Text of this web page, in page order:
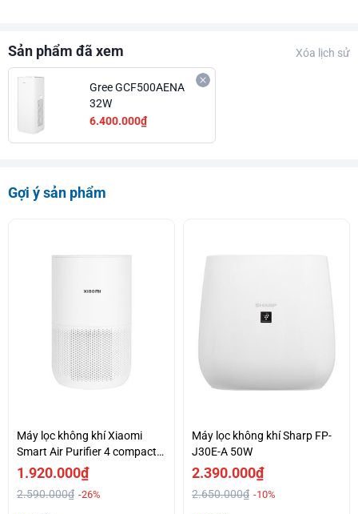
Sản phẩm đã xem Xóa lịch sử
Gree GCF500AENA
32W
6.400.000₫
Gợi ý sản phẩm
Máy lọc không khí Xiaomi
Smart Air Purifier 4 compact
EU (BHR5860EU) 27W
1.920.000₫
2.590.000₫ -26%
Máy lọc không khí Sharp FP-
J30E-A 50W
2.390.000₫
2.650.000₫ -10%